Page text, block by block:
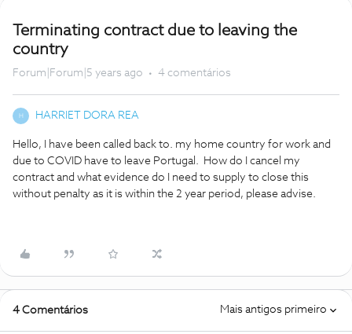
Terminating contract due to leaving the
country
Forum|Forum|5 years ago 4 comentários
H HARRIET DORA REA
Hello, I have been called back to. my home country for work and
due to COVID have to leave Portugal. How do I cancel my
contract and what evidence do I need to supply to close this
without penalty as it is within the 2 year period, please advise.
4 Comentários Mais antigos primeiro